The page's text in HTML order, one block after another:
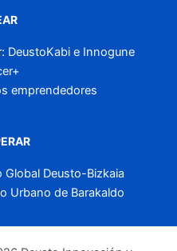
DeustoKabi e Innogune
emprendedores
Global Deusto-Bizkaia
Urbano de Barakaldo